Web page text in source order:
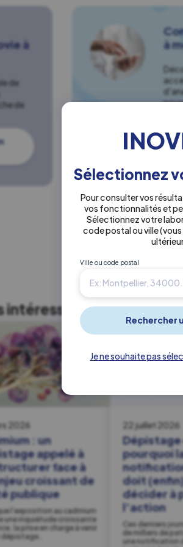
Sélectionnez
Pour consulter vos
vos fonctionnalités et
Sélectionnez votre
code postal ou ville
Ville ou code postal
Je ne souhaite pas
à
de
de
à
Toute notre
2026
: un
appelé à
face à
croissant de
publique
l’exposition au cadmium
une inquiétude croissante
la prise en charge à venir
dépistage…
22 juillet 2026
Dépistage
pourquoi
doit
décider à
l’action
Ces derniers
de milliers de
une notification